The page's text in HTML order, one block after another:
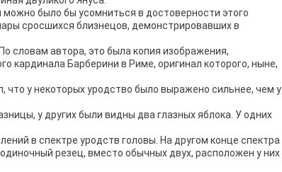
было бы усомниться в достоверности этого
сросшихся близнецов, демонстрировавших в
словам автора, это была копия изо­бражения,
кардинала Барберини в Риме, оригинал которого, ныне,
у некоторых уродство было выражено сильнее, чем у
у других были видны два глазных яблока. У одних
в спектре уродств головы. На другом конце спектра
резец, вместо обычных двух, расположен у них